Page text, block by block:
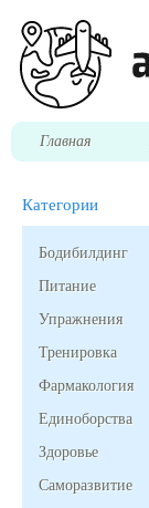
Главная
Категории
Бодибилдинг
Питание
Упражнения
Тренировка
Фармакология
Единоборства
Здоровье
Саморазвитие